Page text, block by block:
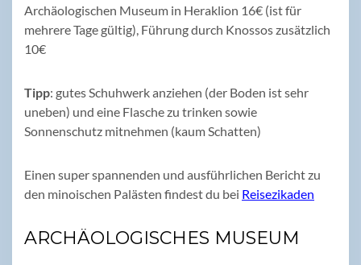
Archäologischen Museum in Heraklion 16€ (ist für
mehrere Tage gültig), Führung durch Knossos zusätzlich
10€
Tipp: gutes Schuhwerk anziehen (der Boden ist sehr
uneben) und eine Flasche zu trinken sowie
Sonnenschutz mitnehmen (kaum Schatten)
Einen super spannenden und ausführlichen Bericht zu
den minoischen Palästen findest du bei Reisezikaden
ARCHÄOLOGISCHES MUSEUM